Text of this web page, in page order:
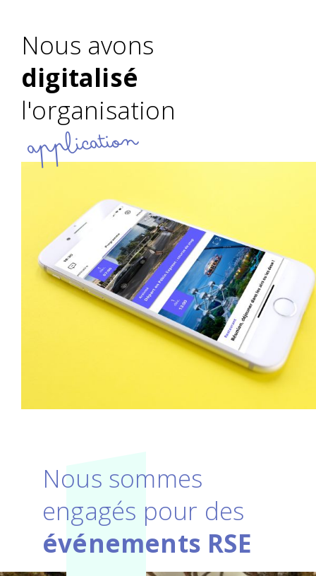
Nous avons
digitalisé
l'organisation
application
Nous sommes
engagés pour des
événements RSE